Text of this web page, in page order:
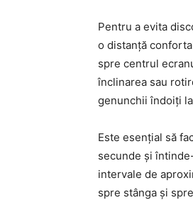
Pentru a evita
o distanță
spre centrul
înclinarea sau
genunchii îndoiți
Este esențial să
secunde și
intervale de
spre stânga și